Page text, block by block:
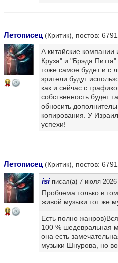
Летописец (Критик), постов:
16
А китайские
Круза" и "Брэда
тоже самое будет и с
зрители будут
как и сейчас с
собственность будет
обносить
копирования. У
успехи!
Летописец (Критик), постов:
16
isiписал(а) 7 июля 2026
Проблема только в
живой музыки тот же
Есть полно
100 % шедевральная
она есть
музыки Шнурова, но